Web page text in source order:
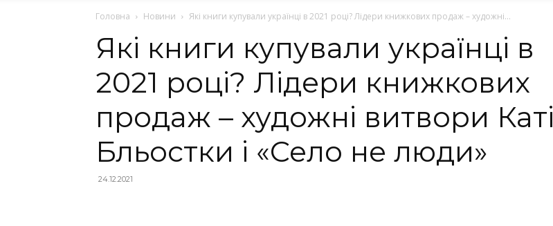
Головна Новини Які книги купували українці в 2021 році? Лідери книжкових продаж – художні...
Які книги купували українці в
2021 році? Лідери книжкових
продаж – художні витвори Каті
Бльостки і «Село не люди»
24.12.2021